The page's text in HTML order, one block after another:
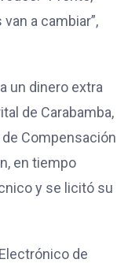
a cambiar”,
un dinero extra
de Carabamba,
Compensación
en tiempo
y se licitó su
de